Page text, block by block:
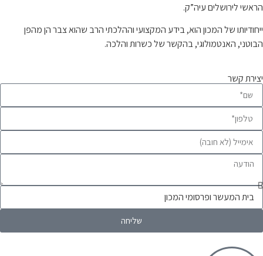
הראשי לירושלים עיה”ק.
ייחודיותו של המכון הוא, בידע המקצועי וההלכתי הרב שהוא צבר הן מהפן
הבוטני, האנטמולוגי, בהקשר של כשרות והלכה.
יצירת קשר
שליחה